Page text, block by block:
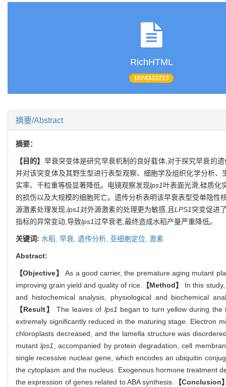
RichHTML
1074333713
摘要/Abstract
摘要：
【目的】 早衰突变体是研究早衰机制的良好载体,对于探究早衰的
并对该突变体及其野生型进行表型观察、细胞学及组织化学分析
实率、千粒重等极显著降低。电镜观察发现lps1叶表面光滑,硅质化
的损伤以及大规模的细胞死亡。遗传分析表明该早衰表型受单隐
源激素处理发现,lps1对外源激素的处理更为敏感,且LPS1突变促进
指标的异常变动,导致lps1过早衰老,最终造成水稻产量严重降低。
关键词: 水稻, 早衰, 遗传分析, 亚细胞定位, 激素
Abstract:
【Objective】
As a good carrier, the premature aging mutant
improving grain yield and quality of rice. 【Method】
In this
and histochemical analysis, physiological and biochemical
【Result】
The leaves of lps1 began to turn yellow during the
extremely significantly reduced in the maturing stage. Electron
chloroplasts decreased, and the lamella structure was
mutant lps1, accompanied by protein degradation, cell
single recessive nuclear gene, which encodes an ubiquitin
the cytoplasm and the nucleus. Exogenous hormone treatment
the expression of genes related to ABA synthesis. 【Conclusion